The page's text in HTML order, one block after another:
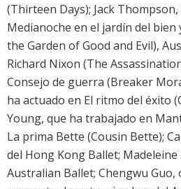
(Thirteen Days); Jack
Medianoche en el jardín del
the Garden of Good and Evil),
Richard Nixon (The
Consejo de guerra (Breaker
ha actuado en El ritmo del éxito
Young, que ha trabajado en
La prima Bette (Cousin Bette);
del Hong Kong Ballet; Madeleine
Australian Ballet; Chengwu